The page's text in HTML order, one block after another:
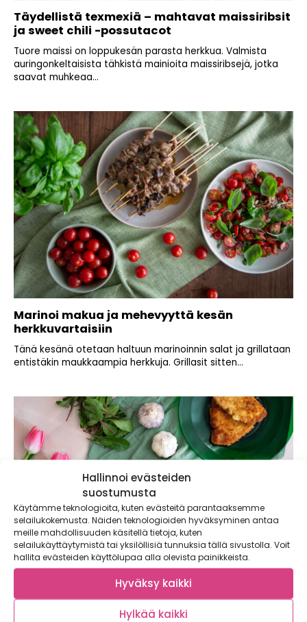
Hallinnoi evästeiden
suostumusta
Käytämme teknologioita, kuten evästeitä parantaaksemme
selailukokemusta. Näiden teknologioiden hyväksyminen antaa
meille mahdollisuuden käsitellä tietoja, kuten
selailukäyttäytymistä tai yksilöllisiä tunnuksia tällä sivustolla. Voit
hallita evästeiden käyttölupaa alla olevista painikkeista.
Hyväksy kaikki
Hylkää kaikki
Täydellistä texmexiä – mahtavat maissiribsit
ja sweet chili -possutacot
Tuore maissi on loppukesän parasta herkkua. Valmista
auringonkeltaisista tähkistä mainioita maissiribsejä, jotka
saavat muhkeaa...
Marinoi makua ja mehevyyttä kesän
herkkuvartaisiin
Tänä kesänä otetaan haltuun marinoinnin salat ja grillataan
entistäkin maukkaampia herkkuja. Grillasit sitten...
Neljä hyvää syytä suosia kunnon suomalaista
ruokaa nyt ja jatkossa